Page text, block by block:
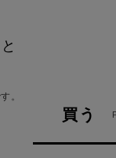
。
買う